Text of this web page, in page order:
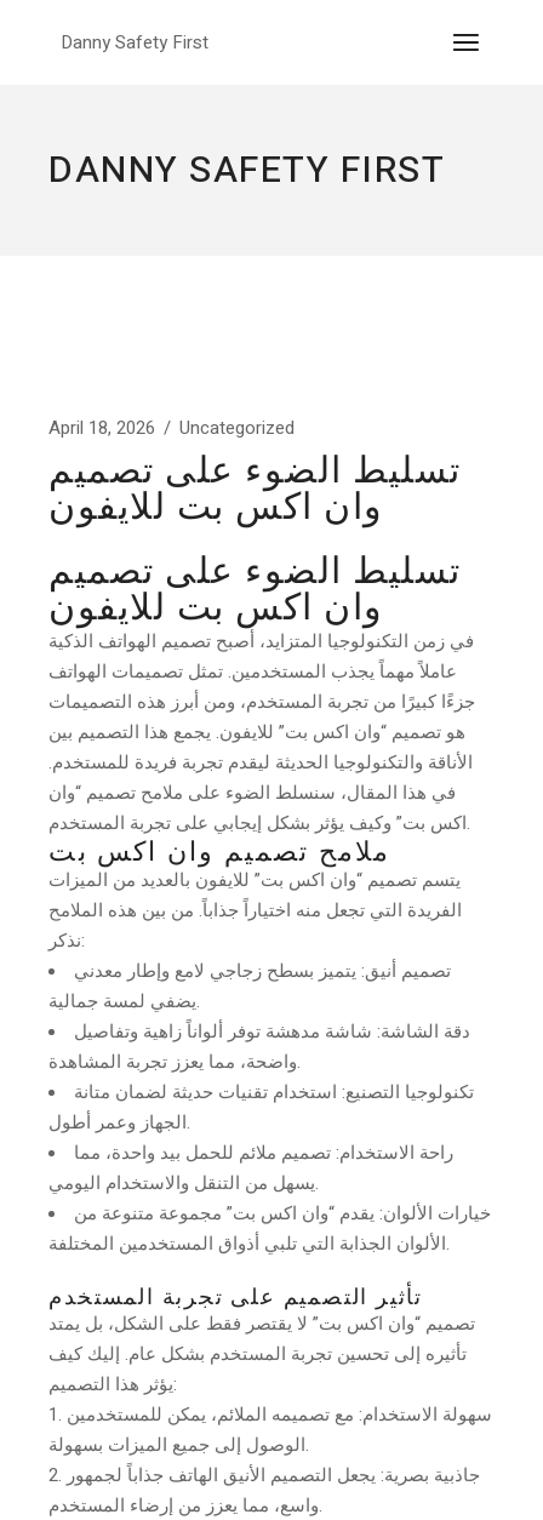
Danny Safety First
DANNY SAFETY FIRST
April 18, 2026 Uncategorized
تسليط الضوء على تصميم
وان اكس بت للايفون
تسليط الضوء على تصميم
وان اكس بت للايفون
في زمن التكنولوجيا المتزايد، أصبح تصميم الهواتف الذكية
عاملاً مهماً يجذب المستخدمين. تمثل تصميمات الهواتف
جزءًا كبيرًا من تجربة المستخدم، ومن أبرز هذه التصميمات
هو تصميم “وان اكس بت” للايفون. يجمع هذا التصميم بين
الأناقة والتكنولوجيا الحديثة ليقدم تجربة فريدة للمستخدم.
في هذا المقال، سنسلط الضوء على ملامح تصميم “وان
اكس بت” وكيف يؤثر بشكل إيجابي على تجربة المستخدم.
ملامح تصميم وان اكس بت
يتسم تصميم “وان اكس بت” للايفون بالعديد من الميزات
الفريدة التي تجعل منه اختياراً جذاباً. من بين هذه الملامح
نذكر:
تصميم أنيق: يتميز بسطح زجاجي لامع وإطار معدني
يضفي لمسة جمالية.
دقة الشاشة: شاشة مدهشة توفر ألواناً زاهية وتفاصيل
واضحة، مما يعزز تجربة المشاهدة.
تكنولوجيا التصنيع: استخدام تقنيات حديثة لضمان متانة
الجهاز وعمر أطول.
راحة الاستخدام: تصميم ملائم للحمل بيد واحدة، مما
يسهل من التنقل والاستخدام اليومي.
خيارات الألوان: يقدم “وان اكس بت” مجموعة متنوعة من
الألوان الجذابة التي تلبي أذواق المستخدمين المختلفة.
تأثير التصميم على تجربة المستخدم
تصميم “وان اكس بت” لا يقتصر فقط على الشكل، بل يمتد
تأثيره إلى تحسين تجربة المستخدم بشكل عام. إليك كيف
يؤثر هذا التصميم:
سهولة الاستخدام: مع تصميمه الملائم، يمكن للمستخدمين
الوصول إلى جميع الميزات بسهولة.
جاذبية بصرية: يجعل التصميم الأنيق الهاتف جذاباً لجمهور
واسع، مما يعزز من إرضاء المستخدم.